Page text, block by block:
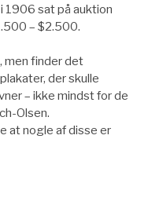
1906 sat på auktion
– $2.500.
men finder det
der skulle
– ikke mindst for de
Olsen.
at nogle af disse er